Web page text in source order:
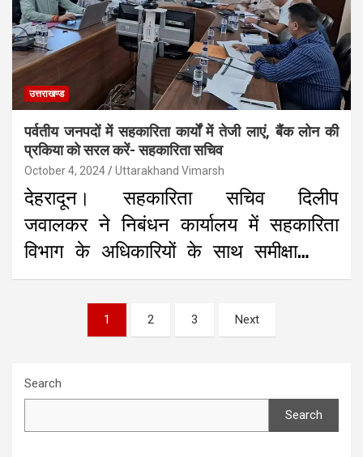
उत्तराखण्ड
पर्वतीय जनपदों में सहकारिता कार्यों में तेजी लाएं, बैंक लोन की
प्रकिया को सरल करें- सहकारिता सचिव
October 4, 2024 Uttarakhand Vimarsh
देहरादून। सहकारिता सचिव दिलीप
जवालकर ने निबंधन कार्यालय में सहकारिता
विभाग के अधिकारियों के साथ समीक्षा…
pagination
1 2 3 Next
Search
Search